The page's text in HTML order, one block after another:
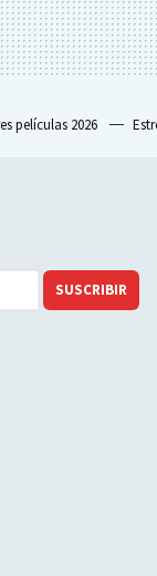
películas 2026
SUSCRIBIR